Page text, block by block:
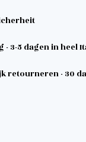
- 3-5 dagen in heel
retourneren - 30